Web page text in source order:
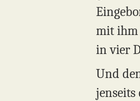
mit ihm
in vier
Und